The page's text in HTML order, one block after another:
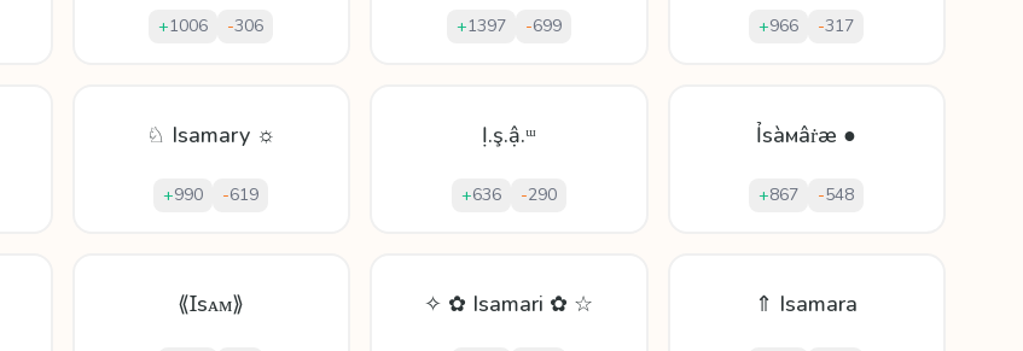
+1006 -306 +1397 -699 +966 -317
♘ Isamary ☼
+990 -619
Ị.ş.ậ.ᵚ
+636 -290
Ỉsàмâṙæ ●
+867 -548
⟪Ɪsᴀᴍ⟫ ✧ ✿ Isamari ✿ ☆ ⇑ Isamara